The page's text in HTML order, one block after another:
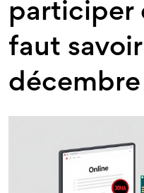
participer
faut